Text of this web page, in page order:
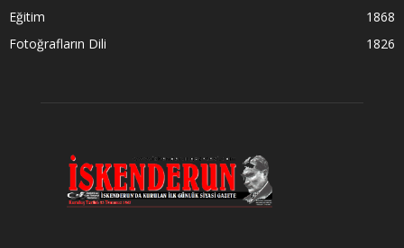
Eğitim
1868
Fotoğrafların Dili
1826